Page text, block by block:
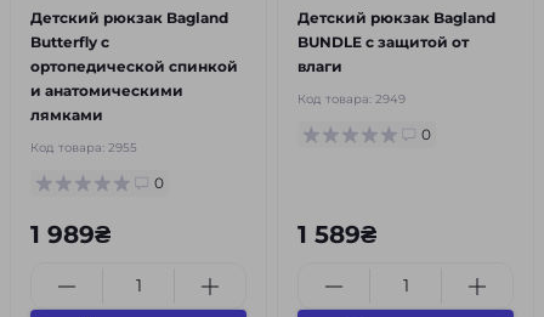
Детский рюкзак Bagland
Butterfly с
ортопедической спинкой
и анатомическими
лямками
Код товара: 2955
0
1 989₴
Детский рюкзак Bagland
BUNDLE с защитой от
влаги
Код товара: 2949
0
1 589₴